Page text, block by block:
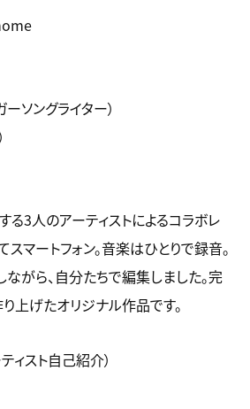
ソングライター）
3人のアーティストによるコラボレ
スマートフォン。音楽はひとりで録音。
がら、自分たちで編集しました。完
上げたオリジナル作品です。
ィスト自己紹介）